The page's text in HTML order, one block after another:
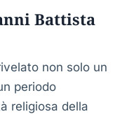
Battista
non solo un
periodo
religiosa della